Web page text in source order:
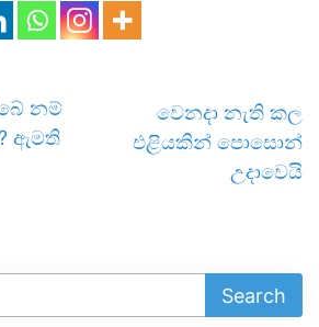
නම්
ඇමති
වෙනදා නැති කල
එළියකින් පොසොන්
උදාවෙයි